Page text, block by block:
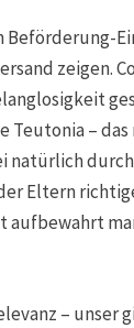
Beförderung-
zeigen.
Teutonia –
natürlich
Eltern
– unser